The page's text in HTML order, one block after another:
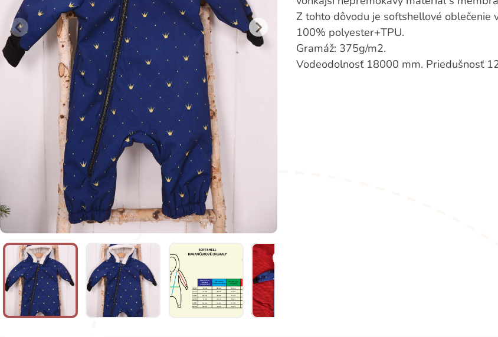
Z tohto dôvodu je softshellové oblečenie
100% polyester+TPU.
Gramáž: 375g/m2.
Vodeodolnosť 18000 mm. Priedušnosť